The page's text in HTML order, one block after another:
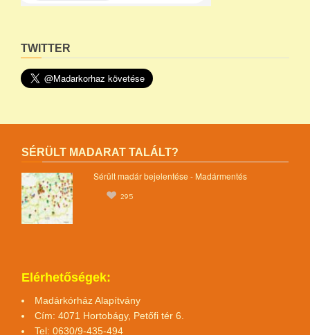
TWITTER
SÉRÜLT MADARAT TALÁLT?
Sérült madár bejelentése - Madármentés
295
Elérhetőségek:
Madárkórház Alapítvány
Cím: 4071 Hortobágy, Petőfi tér 6.
Tel: 0630/9-435-494